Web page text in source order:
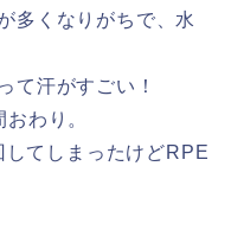
多くなりがちで、水
て汗がすごい！
わり。
てしまったけどRPE